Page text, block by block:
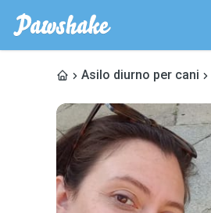
Asilo diurno per cani